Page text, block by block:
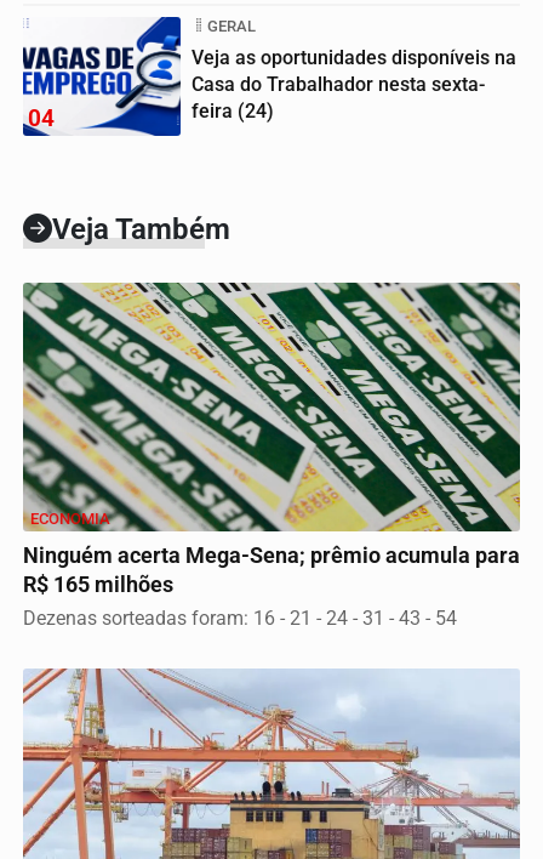
04
GERAL
Veja as oportunidades disponíveis na
Casa do Trabalhador nesta sexta-
feira (24)
Veja Também
ECONOMIA
Ninguém acerta Mega-Sena; prêmio acumula para
R$ 165 milhões
Dezenas sorteadas foram: 16 - 21 - 24 - 31 - 43 - 54